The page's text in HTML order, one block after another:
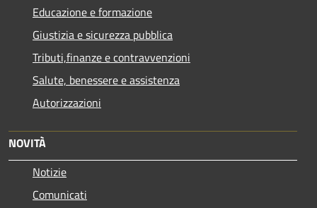
Educazione e formazione
Giustizia e sicurezza pubblica
Tributi,finanze e contravvenzioni
Salute, benessere e assistenza
Autorizzazioni
NOVITÀ
Notizie
Comunicati